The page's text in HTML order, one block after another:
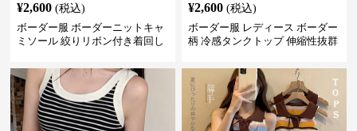
¥2,600 (税込)
ボーダー服 ボーダーニットキャ
ミソール 絞りリボン付き着回し
¥2,600 (税込)
ボーダー服 レディース ボーダー
柄 冷感タンクトップ 伸縮性抜群